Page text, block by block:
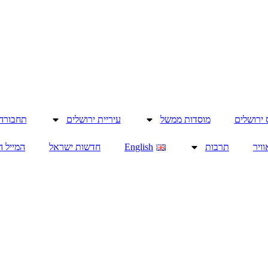
ירושלים מוסדות ממשל עיריית ירושלים
תרבות English חדשות ישראל המייל